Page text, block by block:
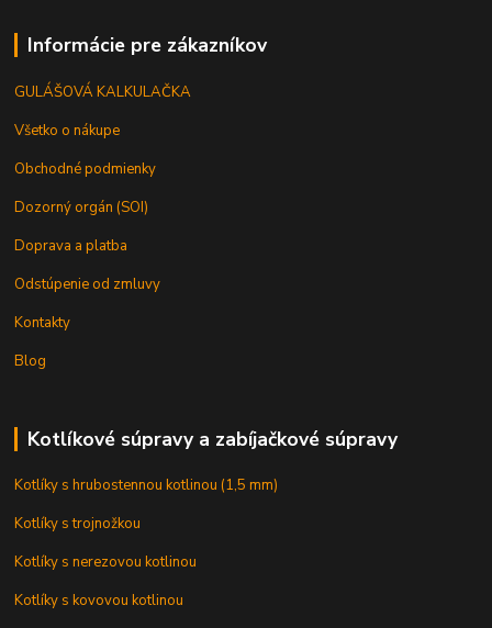
Informácie pre zákazníkov
GULÁŠOVÁ KALKULAČKA
Všetko o nákupe
Obchodné podmienky
Dozorný orgán (SOI)
Doprava a platba
Odstúpenie od zmluvy
Kontakty
Blog
Kotlíkové súpravy a zabíjačkové súpravy
Kotlíky s hrubostennou kotlinou (1,5 mm)
Kotlíky s trojnožkou
Kotlíky s nerezovou kotlinou
Kotlíky s kovovou kotlinou